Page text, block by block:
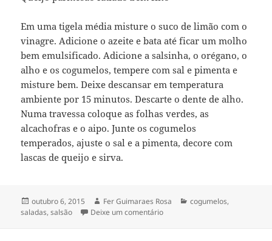
Em uma tigela média misture o suco de limão com o
vinagre. Adicione o azeite e bata até ficar um molho
bem emulsificado. Adicione a salsinha, o orégano, o
alho e os cogumelos, tempere com sal e pimenta e
misture bem. Deixe descansar em temperatura
ambiente por 15 minutos. Descarte o dente de alho.
Numa travessa coloque as folhas verdes, as
alcachofras e o aipo. Junte os cogumelos
temperados, ajuste o sal e a pimenta, decore com
lascas de queijo e sirva.
Publicado
em
outubro 6, 2015 Autor
Fer Guimaraes Rosa Categorias
cogumelos,
saladas,salsão Deixe um comentárioem salada de cogumelo &